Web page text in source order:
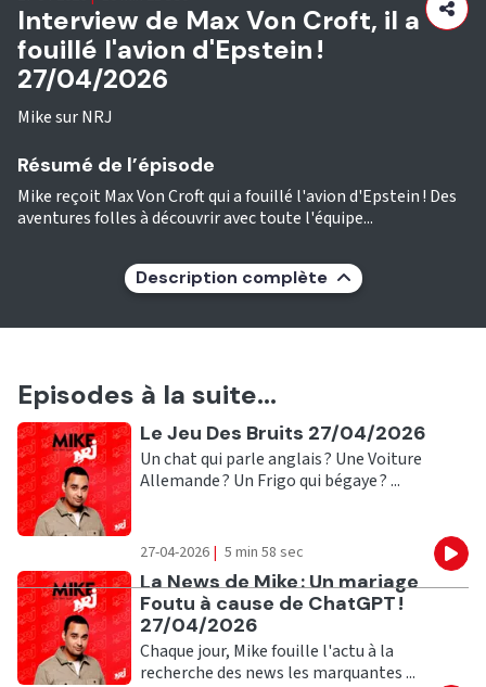
Interview de Max Von Croft, il a
fouillé l'avion d'Epstein !
27/04/2026
Mike sur NRJ
Résumé de l’épisode
Mike reçoit Max Von Croft qui a fouillé l'avion d'Epstein ! Des
aventures folles à découvrir avec toute l'équipe...
Description complète
Episodes à la suite...
Ecouter
Le Jeu Des Bruits 27/04/2026
Un chat qui parle anglais ? Une Voiture
Allemande ? Un Frigo qui bégaye ? ...
27-04-2026 | 5 min 58 sec
Ecouter
La News de Mike : Un mariage
Foutu à cause de ChatGPT !
27/04/2026
Chaque jour, Mike fouille l'actu à la
recherche des news les marquantes ...